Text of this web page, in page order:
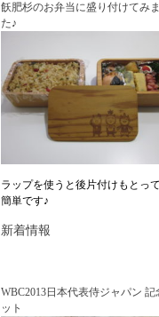
飫肥杉のお弁当に盛り付けてみ
た♪
ラップを使うと後片付けもとっ
簡単です♪
新着情報
WBC2013日本代表侍ジャパン 記
ット